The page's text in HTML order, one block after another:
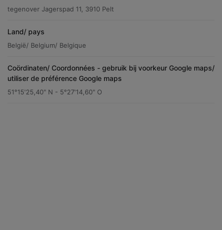
tegenover Jagerspad 11, 3910 Pelt
Land/ pays
België/ Belgium/ Belgique
Coördinaten/ Coordonnées - gebruik bij voorkeur Google maps/
utiliser de préférence Google maps
51°15'25,40" N - 5°27'14,60" O